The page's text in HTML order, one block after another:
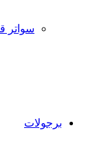
سواتر
برجولات